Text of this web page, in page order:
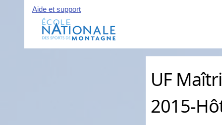
Aide et support
UF
2015-